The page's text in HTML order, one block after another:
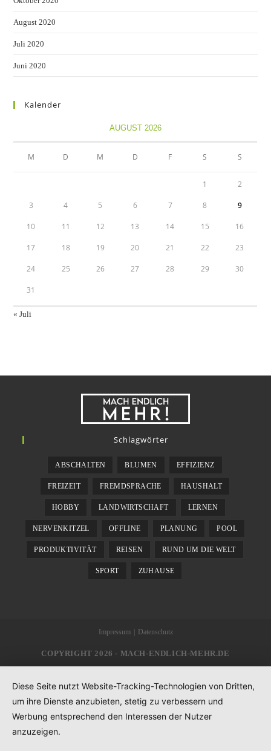
August 2020
Juli 2020
Juni 2020
Kalender
AUGUST 2026
M D M D F S S
1 2
3 4 5 6 7 8 9
10 11 12 13 14 15 16
17 18 19 20 21 22 23
24 25 26 27 28 29 30
31
« Juli
Schlagwörter
ABSCHALTEN BLUMEN EFFIZIENZ
FREIZEIT FREMDSPRACHE HAUSHALT
HOBBY LANDWIRTSCHAFT LERNEN
NERVENKITZEL OFFLINE PLANUNG POOL
PRODUKTIVITÄT REISEN RUND UM DIE WELT
SPORT ZUHAUSE
Impressum Datenschutz
COPYRIGHT 2026 - MACH-ENDLICH-MEHR.DE
Diese Seite nutzt Website-Tracking-Technologien von Dritten,
um ihre Dienste anzubieten, stetig zu verbessern und
Werbung entsprechend den Interessen der Nutzer
anzuzeigen.